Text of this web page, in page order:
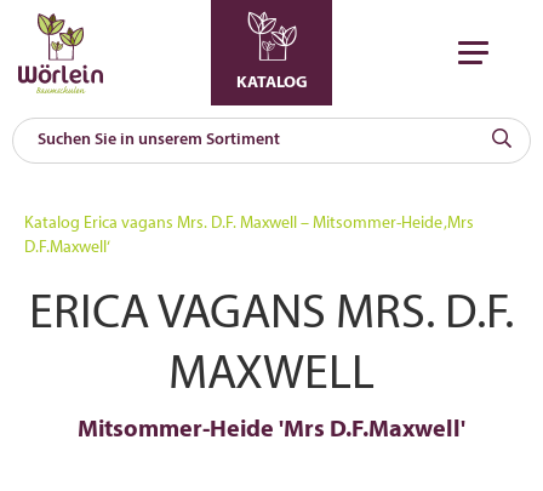
KATALOG
Katalog Erica vagans Mrs. D.F. Maxwell – Mitsommer-Heide ‚Mrs
D.F.Maxwell‘
ERICA VAGANS MRS. D.F.
MAXWELL
Mitsommer-Heide 'Mrs D.F.Maxwell'